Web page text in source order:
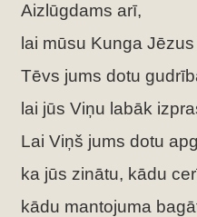
Aizlūgdams arī,
lai mūsu Kunga
Tēvs jums dotu
lai jūs Viņu labāk
Lai Viņš jums dotu
ka jūs zinātu, kādu
kādu mantojuma